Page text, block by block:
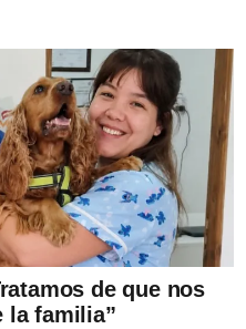
de que nos
la familia”